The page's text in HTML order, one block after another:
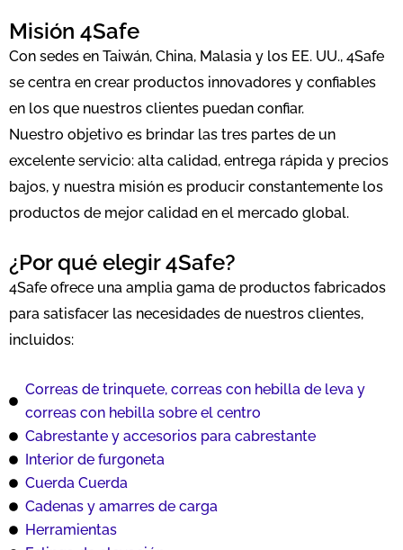
Misión 4Safe
Con sedes en Taiwán, China, Malasia y los EE. UU., 4Safe
se centra en crear productos innovadores y confiables
en los que nuestros clientes puedan confiar.
Nuestro objetivo es brindar las tres partes de un
excelente servicio: alta calidad, entrega rápida y precios
bajos, y nuestra misión es producir constantemente los
productos de mejor calidad en el mercado global.
¿Por qué elegir 4Safe?
4Safe ofrece una amplia gama de productos fabricados
para satisfacer las necesidades de nuestros clientes,
incluidos:
Correas de trinquete, correas con hebilla de leva y
correas con hebilla sobre el centro
Cabrestante y accesorios para cabrestante
Interior de furgoneta
Cuerda Cuerda
Cadenas y amarres de carga
Herramientas